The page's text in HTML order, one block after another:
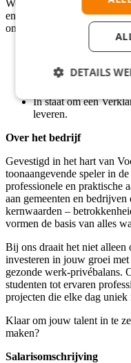
We zoeken een
energie haalt uit het
omgeving.
Minimaal MBO
Nauwkeurig en
In staat om een
leveren.
Over het bedrijf
Gevestigd in het hart van
toonaangevende speler in
professionele en praktische
aan gemeenten en
kernwaarden –
vormen de basis van alles
Bij ons draait het niet alleen
investeren in jouw groei
gezonde werk-privébalans.
studenten tot ervaren
projecten die elke dag uniek
Klaar om jouw talent in te
maken?
Salarisomschrijving
DETAILS